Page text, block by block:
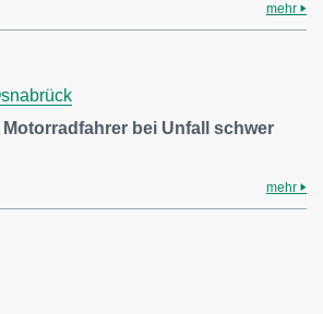
mehr
Motorradfahrer bei Unfall schwer
mehr